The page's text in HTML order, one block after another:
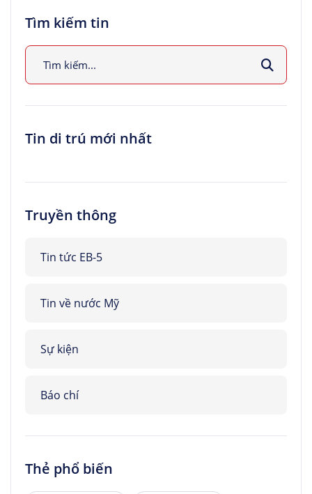
Tìm kiếm tin
Tin di trú mới nhất
Truyền thông
Tin tức EB-5
Tin về nước Mỹ
Sự kiện
Báo chí
Thẻ phổ biến